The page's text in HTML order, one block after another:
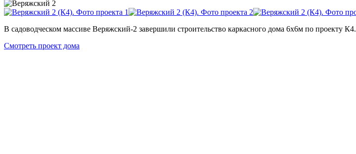
В садоводческом массиве Веряжский-2 завершили строительство каркасного дома 6х6м по проекту К4.
Смотреть проект дома